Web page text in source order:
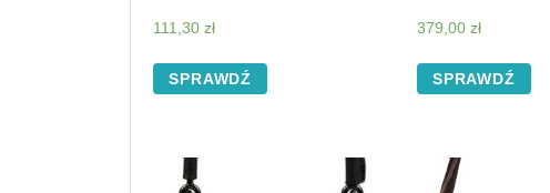
111,30 zł
SPRAWDŹ
379,00 zł
SPRAWDŹ